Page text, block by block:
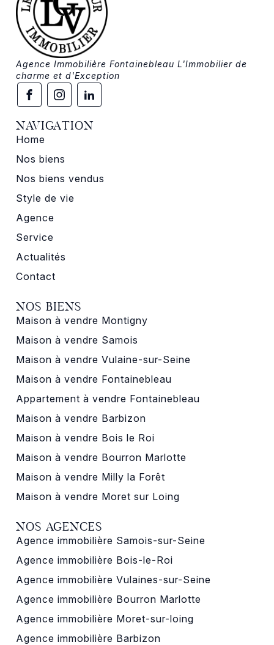
Agence Immobilière Fontainebleau L'Immobilier de
charme et d'Exception
NAVIGATION
Home
Nos biens
Nos biens vendus
Style de vie
Agence
Service
Actualités
Contact
NOS BIENS
Maison à vendre Montigny
Maison à vendre Samois
Maison à vendre Vulaine-sur-Seine
Maison à vendre Fontainebleau
Appartement à vendre Fontainebleau
Maison à vendre Barbizon
Maison à vendre Bois le Roi
Maison à vendre Bourron Marlotte
Maison à vendre Milly la Forêt
Maison à vendre Moret sur Loing
NOS AGENCES
Agence immobilière Samois-sur-Seine
Agence immobilière Bois-le-Roi
Agence immobilière Vulaines-sur-Seine
Agence immobilière Bourron Marlotte
Agence immobilière Moret-sur-loing
Agence immobilière Barbizon